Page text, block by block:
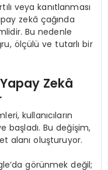
veya kanıtlanması
zekâ çağında
Bu nedenle
ölçülü ve tutarlı bir
Zekâ
kullanıcıların
başladı. Bu değişim,
alanı oluşturuyor.
görünmek değil;